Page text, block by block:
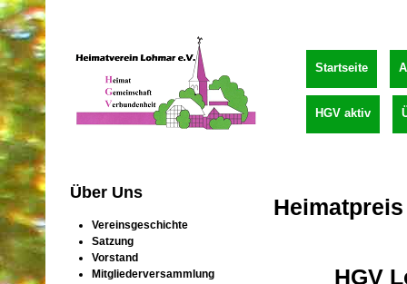
Startseite
HGV aktiv
Über Uns
Vereinsgeschichte
Satzung
Vorstand
Mitgliederversammlung
Heimatpreis
HGV